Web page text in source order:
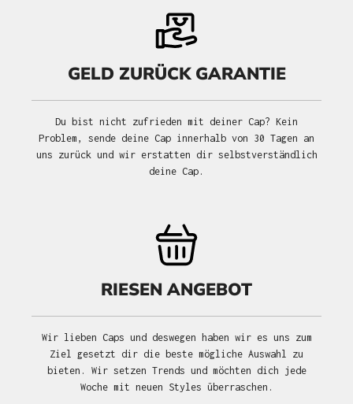
GELD ZURÜCK GARANTIE
Du bist nicht zufrieden mit deiner Cap? Kein
Problem, sende deine Cap innerhalb von 30 Tagen an
uns zurück und wir erstatten dir selbstverständlich
deine Cap.
RIESEN ANGEBOT
Wir lieben Caps und deswegen haben wir es uns zum
Ziel gesetzt dir die beste mögliche Auswahl zu
bieten. Wir setzen Trends und möchten dich jede
Woche mit neuen Styles überraschen.